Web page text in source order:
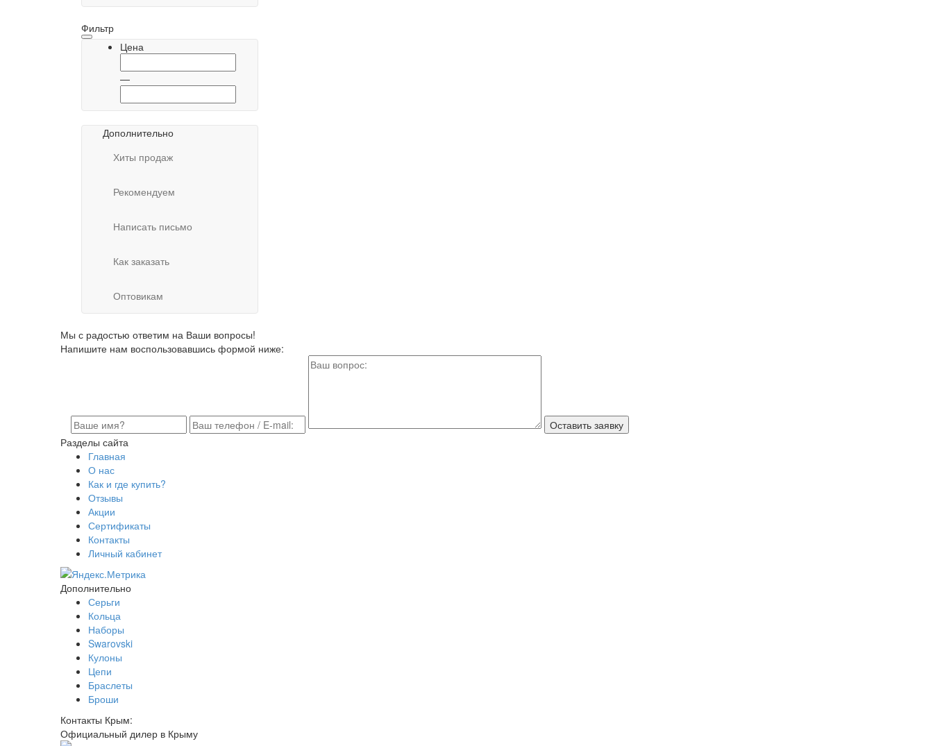
Фильтр
Цена
—
Дополнительно
Хиты продаж
Рекомендуем
Написать письмо
Как заказать
Оптовикам
Мы с радостью ответим на Ваши вопросы!
Напишите нам воспользовавшись формой ниже:
Разделы сайта
Главная
О нас
Как и где купить?
Отзывы
Акции
Сертификаты
Контакты
Личный кабинет
Дополнительно
Серьги
Кольца
Наборы
Swarovski
Кулоны
Цепи
Браслеты
Броши
Контакты Крым:
Официальный дилер в Крыму